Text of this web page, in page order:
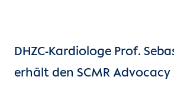
DHZC-Kardiologe Prof.
erhält den SCMR